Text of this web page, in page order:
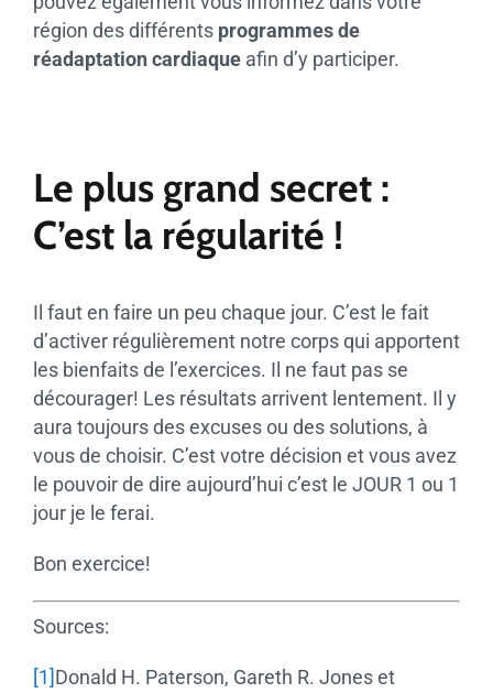
région des différents programmes de
réadaptation cardiaqueafin d’y participer.
Le plus grand secret :
C’est la régularité !
Il faut en faire un peu chaque jour. C’est le fait
d’activer régulièrement notre corps qui apportent
les bienfaits de l’exercices. Il ne faut pas se
décourager! Les résultats arrivent lentement. Il y
aura toujours des excuses ou des solutions, à
vous de choisir. C’est votre décision et vous avez
le pouvoir de dire aujourd’hui c’est le JOUR 1 ou 1
jour je le ferai.
Bon exercice!
Sources:
[1]Donald H. Paterson, Gareth R. Jones et